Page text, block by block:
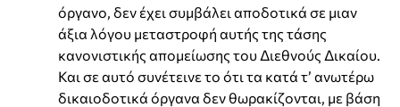
όργανο, δεν έχει συμβάλει αποδοτικά σε μιαν
άξια λόγου μεταστροφή αυτής της τάσης
κανονιστικής απομείωσης του Διεθνούς Δικαίου.
Και σε αυτό συνέτεινε το ότι τα κατά τ’ ανωτέρω
δικαιοδοτικά όργανα δεν θωρακίζονται, με βάση